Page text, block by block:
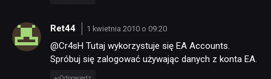
Ret44 1 kwietnia 2010 o 09:20
@Cr4sH Tutaj wykorzystuje się EA Accounts.
Spróbuj się zalogować używając danych z konta EA.